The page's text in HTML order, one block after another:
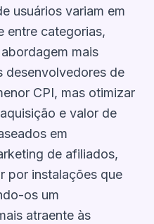
usuários variam em
entre categorias,
mais
desenvolvedores de
CPI, mas otimizar
e valor de
em
de afiliados,
por instalações que
os um
atraente às